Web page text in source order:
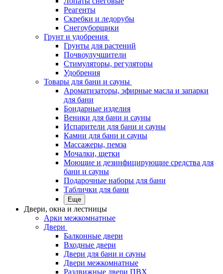
Реагенты
Скребки и ледорубы
Снегоуборщики
Грунт и удобрения
Грунты для растений
Почвоулучшители
Стимуляторы, регуляторы
Удобрения
Товары для бани и сауны
Ароматизаторы, эфирные масла и запарки
для бани
Бондарные изделия
Веники для бани и сауны
Испарители для бани и сауны
Камни для бани и сауны
Массажеры, пемза
Мочалки, щетки
Моющие и дезинфицирующие средства для
бани и сауны
Подарочные наборы для бани
Таблички для бани
Еще
Двери, окна и лестницы
Арки межкомнатные
Двери
Балконные двери
Входные двери
Двери для бани и сауны
Двери межкомнатные
Раздвижные двери ПВХ